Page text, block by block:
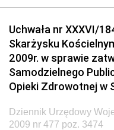
Elektronicznej
Dziennik Urzędowy
Administracji
Dziennik Urzędowy
Dziennik Urzędowy
Dziennik Urzędowy
Uchwała nr XXXVI/
Skarżysku
2009r. w sprawie
Samodzielnego
Opieki Zdrowotnej w
Dziennik Urzędowy
2009 nr 477 poz. 3474